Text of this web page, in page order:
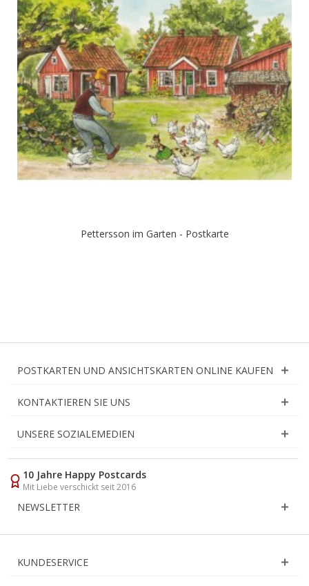
Pettersson im Garten - Postkarte
POSTKARTEN UND ANSICHTSKARTEN ONLINE KAUFEN
KONTAKTIEREN SIE UNS
UNSERE SOZIALEMEDIEN
10 Jahre Happy Postcards
Mit Liebe verschickt seit 2016
NEWSLETTER
KUNDESERVICE